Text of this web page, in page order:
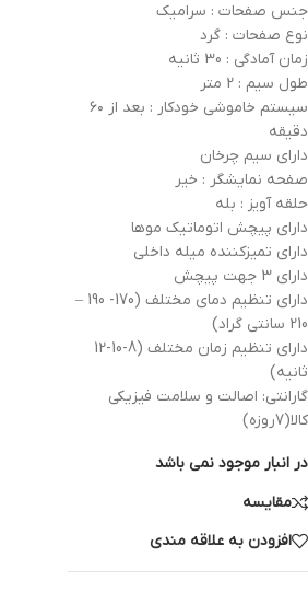
جنس صفحات : سرامیک
نوع صفحات : گرد
زمان آمادگی : 30 ثانیه
طول سیم : 2 متر
سیستم خاموشی خودکار : بعد از ۶۰
دقیقه
دارای سیم چرخان
صفحه نمایشگر : خیر
حلقه آویز : بله
دارای پیچش اتوماتیک موها
دارای تمیزکننده میله داخلی
دارای 3 جهت پیچش
دارای تنظیم دمای مختلف (170- 190 –
210 سانتی گراد)
دارای تنظیم زمان مختلف (8-10-12
ثانیه)
گارانتی: اصالت و سلامت فیزیکی
کالا(7روزه)
در انبار موجود نمی باشد
مقایسه
افزودن به علاقه مندی